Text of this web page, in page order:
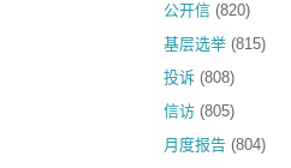
公开信 (820)
基层选举 (815)
投诉 (808)
信访 (805)
月度报告 (804)